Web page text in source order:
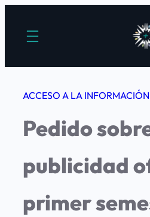
ACCESO A LA
Pedido
publicidad
primer